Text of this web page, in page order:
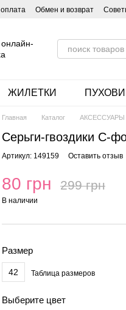
Обмен и возврат
ЖИЛЕТКИ
Главная Каталог АКСЕССУАРЫ
Серьги-гвоздики С-
Артикул: 149159 Оставить отзыв
80 грн 299 грн
В наличии
Размер
42 Таблица размеров
Выберите цвет